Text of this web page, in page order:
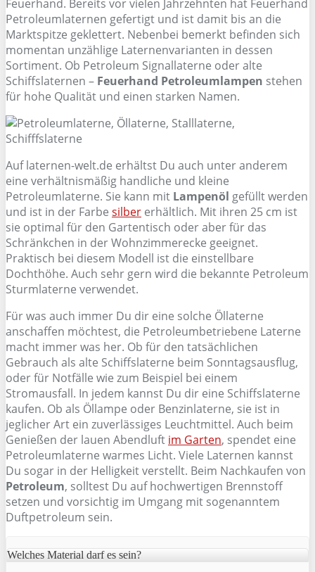
Feuerhand. Bereits vor vielen Jahrzehnten hat Feuerhand
Petroleumlaternen gefertigt und ist damit bis an die
Marktspitze geklettert. Nebenbei bemerkt befinden sich
momentan unzählige Laternenvarianten in dessen
Sortiment. Ob Petroleum Signallaterne oder alte
Schiffslaternen – Feuerhand Petroleumlampen stehen
für hohe Qualität und einen starken Namen.
Auf laternen-welt.de erhältst Du auch unter anderem
eine verhältnismäßig handliche und kleine
Petroleumlaterne. Sie kann mit Lampenöl gefüllt werden
und ist in der Farbe silber erhältlich. Mit ihren 25 cm ist
sie optimal für den Gartentisch oder aber für das
Schränkchen in der Wohnzimmerecke geeignet.
Praktisch bei diesem Modell ist die einstellbare
Dochthöhe. Auch sehr gern wird die bekannte Petroleum
Sturmlaterne verwendet.
Für was auch immer Du dir eine solche Öllaterne
anschaffen möchtest, die Petroleumbetriebene Laterne
macht immer was her. Ob für den tatsächlichen
Gebrauch als alte Schiffslaterne beim Sonntagsausflug,
oder für Notfälle wie zum Beispiel bei einem
Stromausfall. In jedem kannst Du dir eine Schiffslaterne
kaufen. Ob als Öllampe oder Benzinlaterne, sie ist in
jeglicher Art ein zuverlässiges Leuchtmittel. Auch beim
Genießen der lauen Abendluft im Garten, spendet eine
Petroleumlaterne warmes Licht. Viele Laternen kannst
Du sogar in der Helligkeit verstellt. Beim Nachkaufen von
Petroleum, solltest Du auf hochwertigen Brennstoff
setzen und vorsichtig im Umgang mit sogenanntem
Duftpetroleum sein.
Welches Material darf es sein?